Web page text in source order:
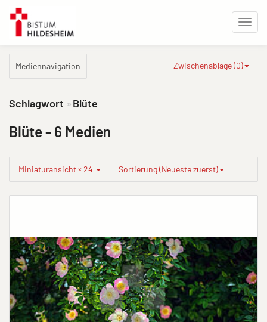
Mediennavigation Zwischenablage (0)
Schlagwort Blüte
Blüte- 6 Medien
Miniaturansicht × 24 Sortierung (Neueste zuerst)